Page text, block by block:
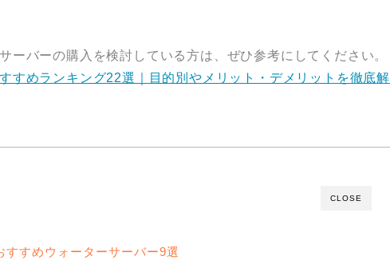
ーバーの購入を検討している方は、ぜひ参考にしてください。
すめランキング22選｜目的別やメリット・デメリットを徹底解
CLOSE
すすめウォーターサーバー9選